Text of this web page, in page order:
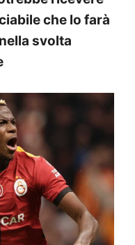
che lo farà
svolta